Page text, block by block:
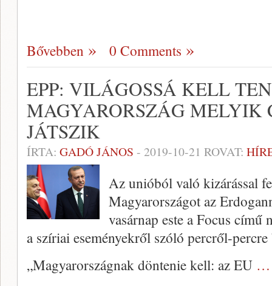
Bővebben 0 Comments
EPP: VILÁGOSSÁ KELL
MAGYARORSZÁG MELYIK
JÁTSZIK
ÍRTA: GADÓ JÁNOS - 2019-10-21 ROVAT:
Az unióból való kizárással
Magyarországot az
vasárnap este a Focus című
a szíriai eseményekről szóló percről-
„Magyarországnak döntenie kell: az EU …